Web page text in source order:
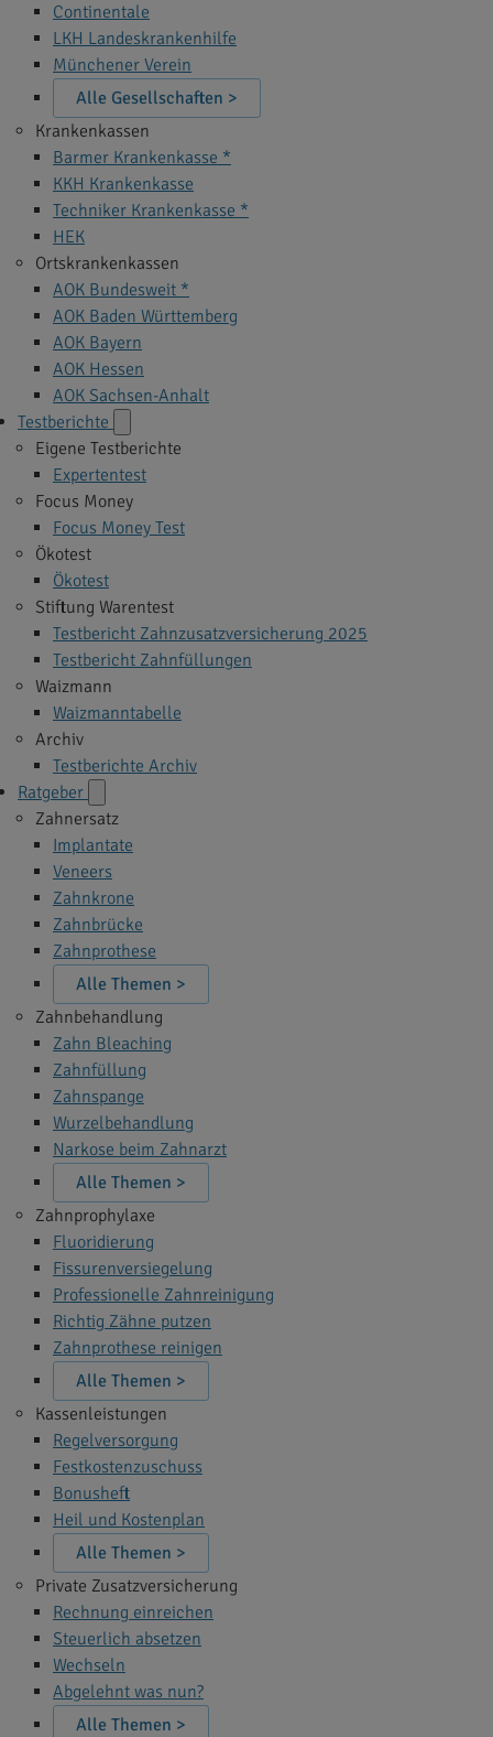
Continentale
LKH Landeskrankenhilfe
Münchener Verein
Alle Gesellschaften >
Krankenkassen
Barmer Krankenkasse *
KKH Krankenkasse
Techniker Krankenkasse *
HEK
Ortskrankenkassen
AOK Bundesweit *
AOK Baden Württemberg
AOK Bayern
AOK Hessen
AOK Sachsen-Anhalt
Testberichte
Eigene Testberichte
Expertentest
Focus Money
Focus Money Test
Ökotest
Ökotest
Stiftung Warentest
Testbericht Zahnzusatzversicherung 2025
Testbericht Zahnfüllungen
Waizmann
Waizmanntabelle
Archiv
Testberichte Archiv
Ratgeber
Zahnersatz
Implantate
Veneers
Zahnkrone
Zahnbrücke
Zahnprothese
Alle Themen >
Zahnbehandlung
Zahn Bleaching
Zahnfüllung
Zahnspange
Wurzelbehandlung
Narkose beim Zahnarzt
Alle Themen >
Zahnprophylaxe
Fluoridierung
Fissurenversiegelung
Professionelle Zahnreinigung
Richtig Zähne putzen
Zahnprothese reinigen
Alle Themen >
Kassenleistungen
Regelversorgung
Festkostenzuschuss
Bonusheft
Heil und Kostenplan
Alle Themen >
Private Zusatzversicherung
Rechnung einreichen
Steuerlich absetzen
Wechseln
Abgelehnt was nun?
Alle Themen >